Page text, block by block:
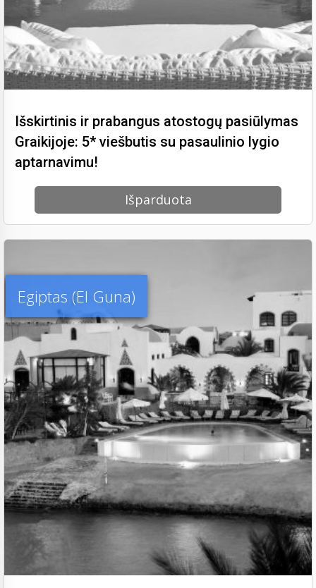
Išskirtinis ir prabangus atostogų pasiūlymas
Graikijoje: 5* viešbutis su pasaulinio lygio
aptarnavimu!
Išparduota
Egiptas (El Guna)